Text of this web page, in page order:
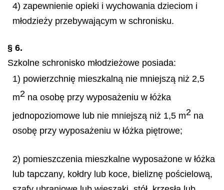
4) zapewnienie opieki i wychowania dzieciom i
młodzieży przebywającym w schronisku.
§ 6.
Szkolne schronisko młodzieżowe posiada:
1) powierzchnię mieszkalną nie mniejszą niż 2,5
m2 na osobę przy wyposażeniu w łóżka
jednopoziomowe lub nie mniejszą niż 1,5 m2 na
osobę przy wyposażeniu w łóżka piętrowe;
2) pomieszczenia mieszkalne wyposażone w łóżka
lub tapczany, kołdry lub koce, bieliznę pościelową,